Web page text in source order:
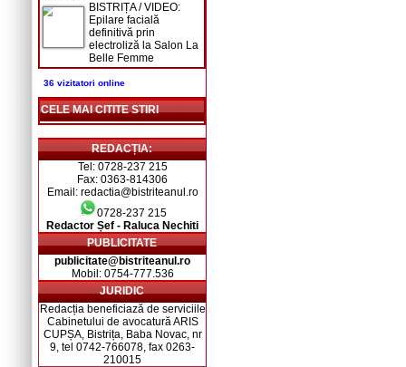
BISTRIȚA / VIDEO:
Epilare facială
definitivă prin
electroliză la Salon La
Belle Femme
36 vizitatori online
CELE MAI CITITE STIRI
REDACȚIA:
Tel: 0728-237 215
Fax: 0363-814306
Email: redactia@bistriteanul.ro
0728-237 215
Redactor Șef - Raluca Nechiti
PUBLICITATE
publicitate@bistriteanul.ro
Mobil: 0754-777.536
JURIDIC
Redacția beneficiază de serviciile
Cabinetului de avocatură ARIS
CUPȘA, Bistrița, Baba Novac, nr
9, tel 0742-766078, fax 0263-
210015